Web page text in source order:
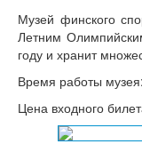
Музей финского
Летним
году и хранит
Время работы
Цена входного